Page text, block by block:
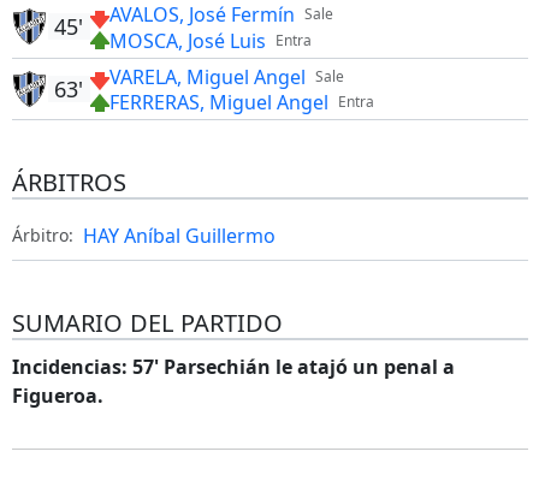
Sale
AVALOS, José Fermín
Entra
MOSCA, José Luis
45'
Sale
VARELA, Miguel Angel
Entra
FERRERAS, Miguel Angel
63'
ÁRBITROS
Árbitro: HAY Aníbal Guillermo
SUMARIO DEL PARTIDO
Incidencias: 57' Parsechián le atajó un penal a
Figueroa.